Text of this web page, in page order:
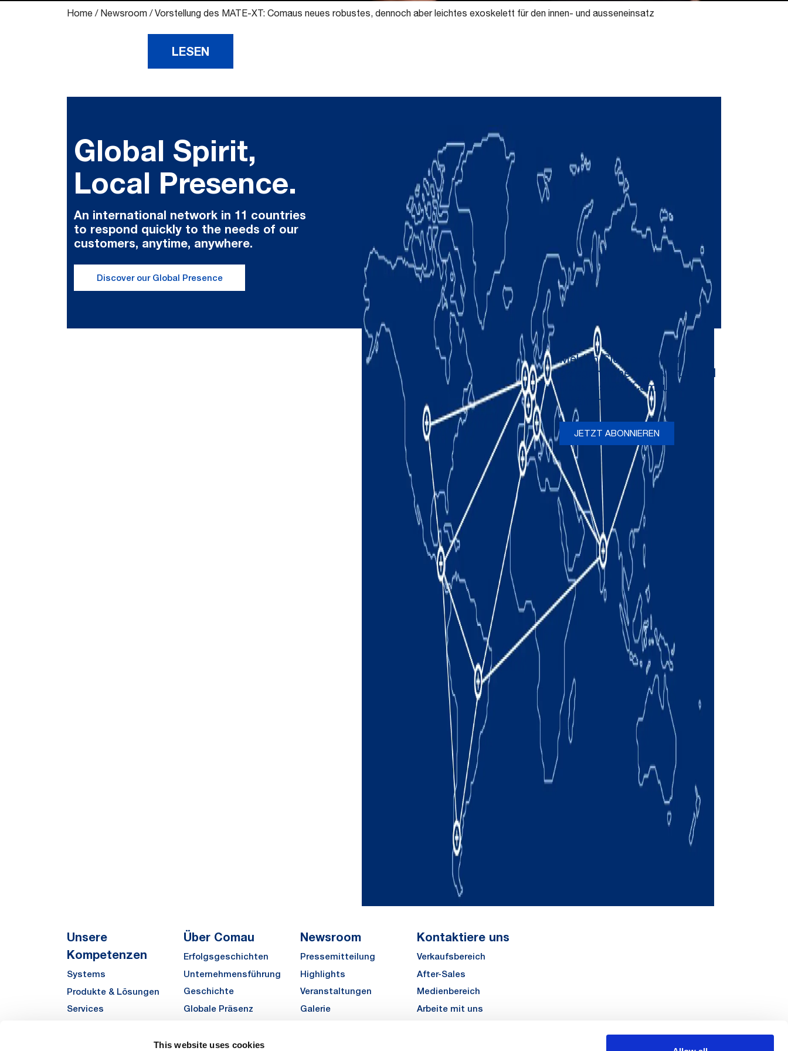
This website uses cookies
Home / Newsroom /Vorstellung des MATE-XT: Comaus neues robustes, dennoch aber leichtes exoskelett für den innen- und ausseneinsatz
LESEN
Global Spirit,
Local Presence.
An international network in 11 countries
to respond quickly to the needs of our
customers, anytime, anywhere.
Discover our Global Presence
Unsere
Kompetenzen
Systems
Produkte & Lösungen
Services
Über Comau
Erfolgsgeschichten
Unternehmensführung
Geschichte
Globale Präsenz
Sustainability
Newsroom
Pressemitteilung
Highlights
Veranstaltungen
Galerie
Kontaktiere uns
Verkaufsbereich
After-Sales
Medienbereich
Arbeite mit uns
Melden Sie sich an, um
gelegentliche Newsletter und
Updates von Comau zu
erhalten
JETZT ABONNIEREN